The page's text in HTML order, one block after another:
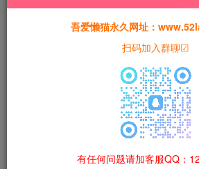
《天龙八部》服务端
Server\Config 目
义玩家初始创建角色时的基础属性与初
实现 “出生即满级”“初始高血量”“出生在
吾爱懒猫永久网址：
扫码加入群聊☑
有任何问题请加客服QQ：